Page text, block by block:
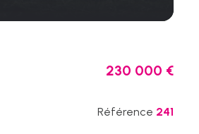
230 000 €
Référence 241